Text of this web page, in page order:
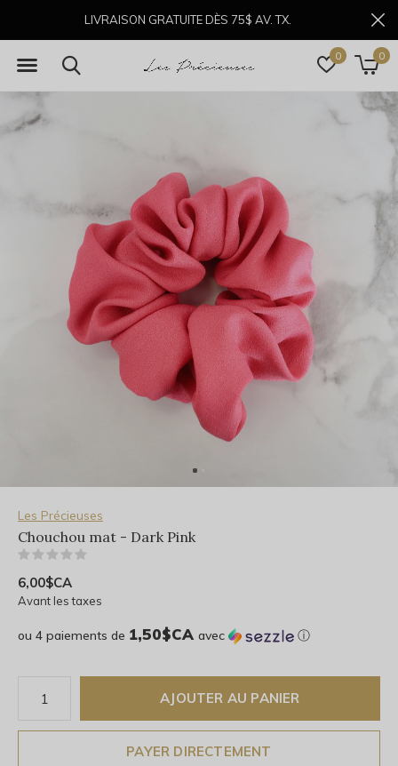
0 0
LIVRAISON GRATUITE DÈS 75$ AV. TX.
Les Précieuses
Chouchou mat - Dark Pink
6,00$CA
Avant les taxes
ou 4 paiements de 1,50$CA avec ⓘ
AJOUTER AU PANIER
PAYER DIRECTEMENT